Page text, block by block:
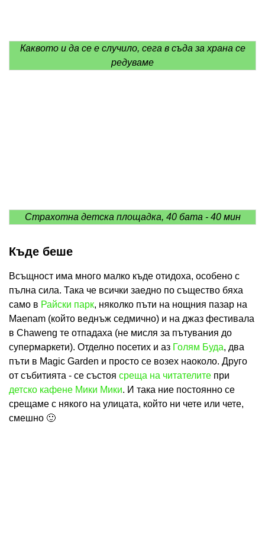
Каквото и да се е случило, сега в съда за храна се
редуваме
Страхотна детска площадка, 40 бата - 40 мин
Къде беше
Всъщност има много малко къде отидоха, особено с
пълна сила. Така че всички заедно по същество бяха
само в Райски парк, няколко пъти на нощния пазар на
Maenam (който веднъж седмично) и на джаз фестивала
в Chaweng те отпадаха (не мисля за пътувания до
супермаркети). Отделно посетих и аз Голям Буда, два
пъти в Magic Garden и просто се возех наоколо. Друго
от събитията - се състоя среща на читателите при
детско кафене Мики Мики. И така ние постоянно се
срещаме с някого на улицата, който ни чете или чете,
смешно 🙂